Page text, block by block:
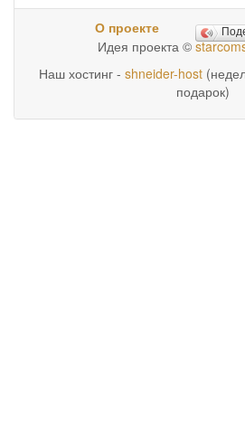
О проекте
Идея проекта ©
Наш хостинг - shneider-host
подарок)